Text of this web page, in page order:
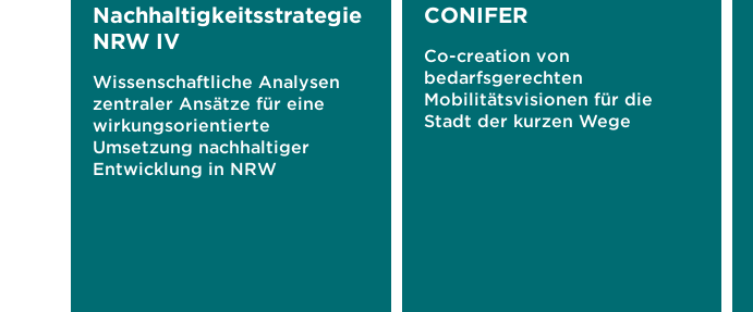
Nachhaltigkeitsstrategie
NRW IV
Wissenschaftliche Analysen
zentraler Ansätze für eine
wirkungsorientierte
Umsetzung nachhaltiger
Entwicklung in NRW
CONIFER
Co-creation von
bedarfsgerechten
Mobilitätsvisionen für die
Stadt der kurzen Wege